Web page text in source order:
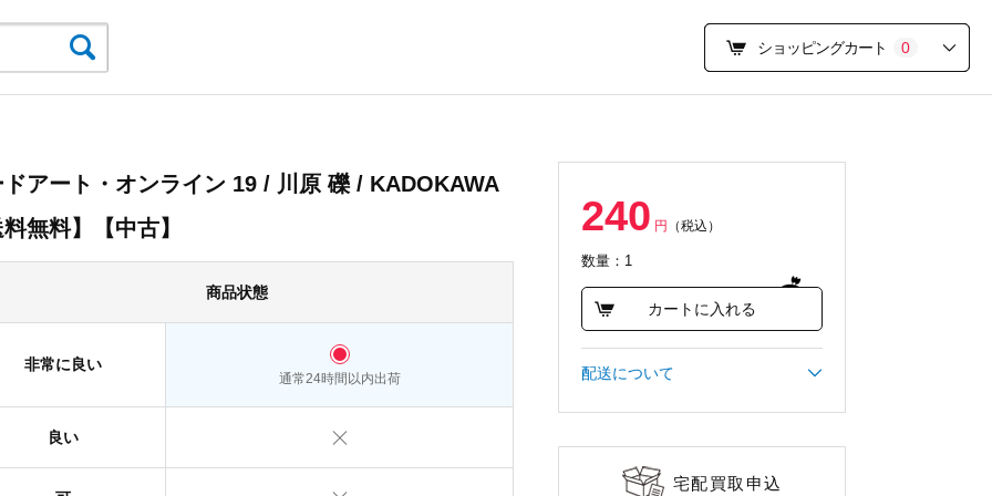
ショッピングカート 0
240 円 （税込）
数量：1
カートに入れる
配送について
宅配買取申込
アート・オンライン 19 / 川原 礫 / KADOKAWA
無料】【中古】
商品状態
非常に良い
通常24時間以内出荷
良い